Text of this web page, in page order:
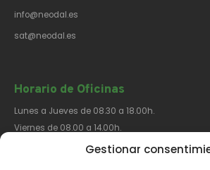
Gestionar
info@neodal.es
sat@neodal.es
Horario de Oficinas
Lunes a Jueves de 08.30 a 18.00h.
Viernes de 08.00 a 14.00h.